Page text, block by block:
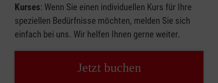
Kurses: Wenn Sie einen individuellen Kurs für Ihre
speziellen Bedürfnisse möchten, melden Sie sich
einfach bei uns. Wir helfen Ihnen gerne weiter.
Jetzt buchen